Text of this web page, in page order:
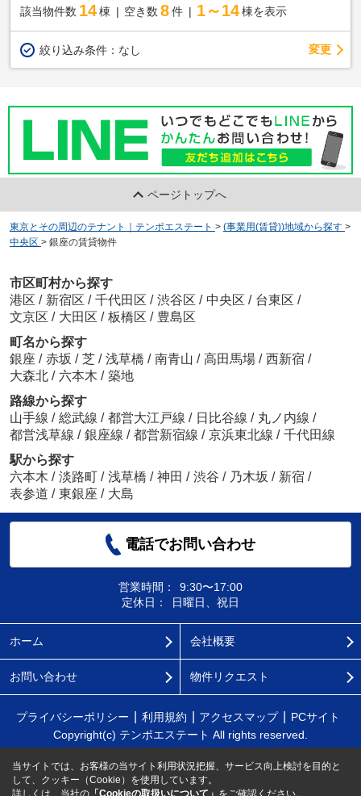
該当物件数 14棟 空き数 8 件 1～14 棟を表示
絞り込み条件： なし 変更
ページトップへ
東京とその周辺のテナント｜テンポエステート > (事業用(賃貸))地域から探す >
中央区 > 銀座の賃貸物件
市区町村から探す
港区 / 新宿区 / 千代田区 / 渋谷区 / 中央区 / 台東区 /
文京区 / 大田区 / 板橋区 / 豊島区
町名から探す
銀座 / 赤坂 / 芝 / 浅草橋 / 南青山 / 高田馬場 / 西新宿 /
大森北 / 六本木 / 築地
路線から探す
山手線 / 総武線 / 都営大江戸線 / 日比谷線 / 丸ノ内線 /
都営浅草線 / 銀座線 / 都営新宿線 / 京浜東北線 / 千代田線
駅から探す
六本木 / 淡路町 / 浅草橋 / 神田 / 渋谷 / 乃木坂 / 新宿 /
表参道 / 東銀座 / 大島
電話でお問い合わせ
営業時間：
9:30〜17:00
定休日：
日曜日、祝日
ホーム 会社概要
お問い合わせ 物件リクエスト
プライバシーポリシー 利用規約 アクセスマップ
PCサイト
Copyright(c) テンポエステート All rights reserved.
当サイトでは、お客様の当サイト利用状況把握、サービス向上検討を目的と
して、クッキー（Cookie）を使用しています。
詳しくは、当社の 「Cookieの取扱いについて」 をご確認ください。